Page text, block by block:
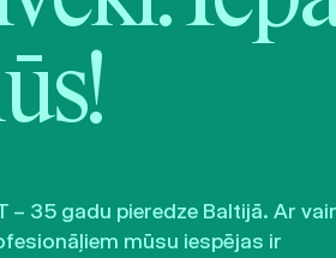
– 35 gadu pieredze Baltijā. Ar
mūsu iespējas ir